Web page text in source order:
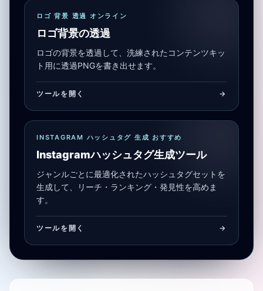
ロゴ 背景 透過 オンライン
ロゴ背景の透過
ロゴの背景を透過して、洗練されたコンテンツキッ
ト用に透過PNGを書き出せます。
ツールを開く ->
INSTAGRAM ハッシュタグ 生成 おすすめ
Instagramハッシュタグ生成ツール
ジャンルごとに最適化されたハッシュタグセットを
生成して、リーチ・ランキング・発見性を高めま
す。
ツールを開く ->